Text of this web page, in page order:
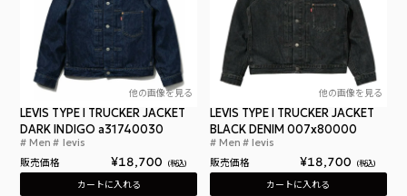
他の画像を見る
リーバイス タイプ I トラッカー ジャケット ダーク
LEVIS TYPE I TRUCKER JACKET
DARK INDIGO a31740030
Men levis
販売価格 ¥18,700 税込
カートに入れる
他の画像を見る
LEVIS TYPE I TRUCKER JACKET
BLACK DENIM 007x80000
Men levis
販売価格 ¥18,700 税込
カートに入れる